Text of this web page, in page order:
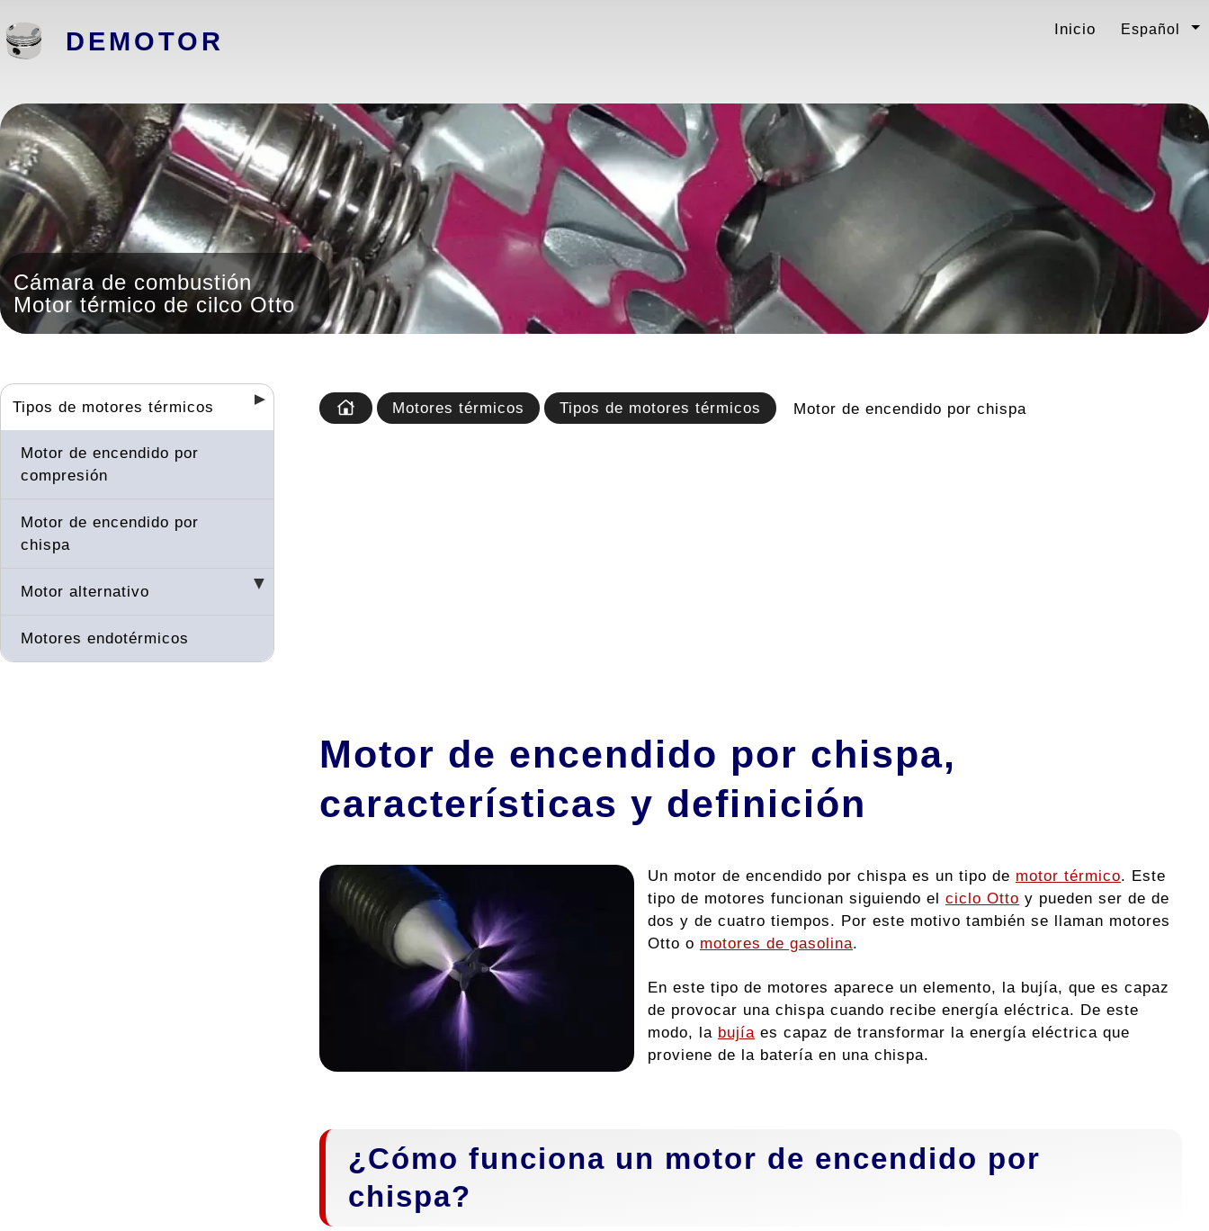
DEMOTOR Inicio Español
Cámara de combustión
Motor térmico de cilco Otto
Tipos de motores térmicos
Motor de encendido por
compresión
Motor de encendido por
chispa
Motor alternativo
Motores endotérmicos
Motores térmicos Tipos de motores térmicos Motor de encendido por chispa
Motor de encendido por chispa,
características y definición
Un motor de encendido por chispa es un tipo de motor térmico. Este
tipo de motores funcionan siguiendo el ciclo Otto y pueden ser de de
dos y de cuatro tiempos. Por este motivo también se llaman motores
Otto o motores de gasolina.
En este tipo de motores aparece un elemento, la bujía, que es capaz
de provocar una chispa cuando recibe energía eléctrica. De este
modo, la bujía es capaz de transformar la energía eléctrica que
proviene de la batería en una chispa.
¿Cómo funciona un motor de encendido por
chispa?